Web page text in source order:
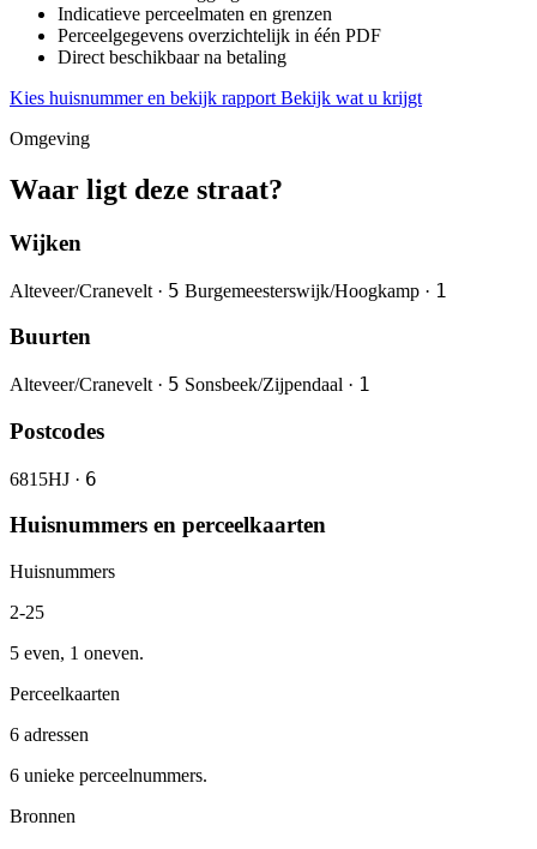
Indicatieve perceelmaten en grenzen
Perceelgegevens overzichtelijk in één PDF
Direct beschikbaar na betaling
Kies huisnummer en bekijk rapport Bekijk wat u krijgt
Omgeving
Waar ligt deze straat?
Wijken
Alteveer/Cranevelt · 5 Burgemeesterswijk/Hoogkamp · 1
Buurten
Alteveer/Cranevelt · 5 Sonsbeek/Zijpendaal · 1
Postcodes
6815HJ · 6
Huisnummers en perceelkaarten
Huisnummers
2-25
5 even, 1 oneven.
Perceelkaarten
6 adressen
6 unieke perceelnummers.
Bronnen